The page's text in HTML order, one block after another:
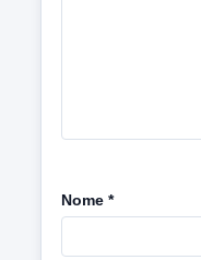
Nome *